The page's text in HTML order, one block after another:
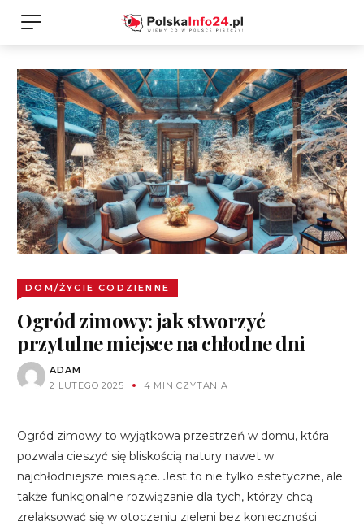
DOM/ŻYCIE CODZIENNE
Ogród zimowy: jak stworzyć
przytulne miejsce na chłodne dni
ADAM
2 LUTEGO 2025
4 MIN CZYTANIA
Ogród zimowy to wyjątkowa przestrzeń w domu, która
pozwala cieszyć się bliskością natury nawet w
najchłodniejsze miesiące. Jest to nie tylko estetyczne, ale
także funkcjonalne rozwiązanie dla tych, którzy chcą
zrelaksować się w otoczeniu zieleni bez konieczności